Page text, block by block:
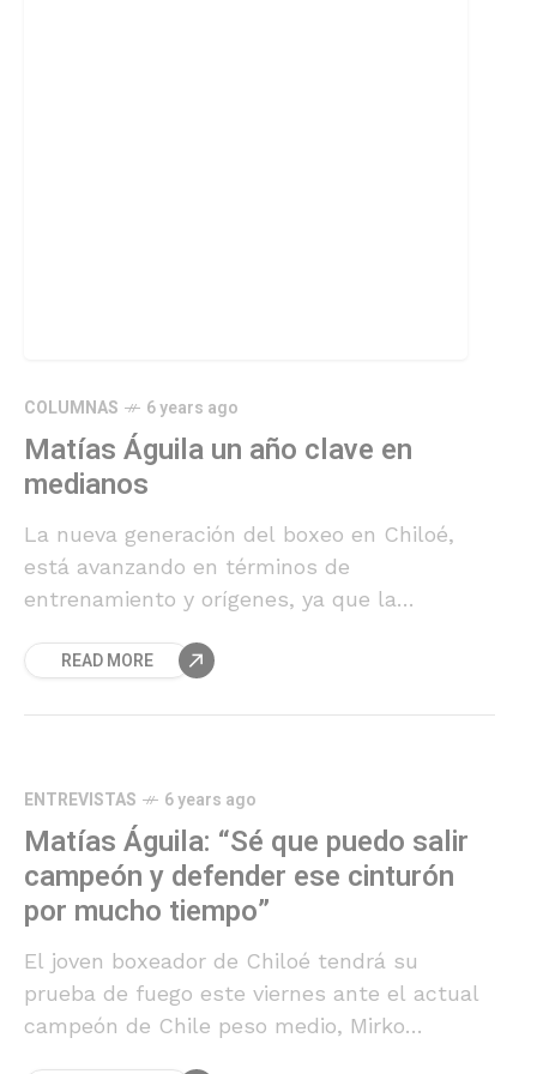
COLUMNAS 6 years ago
Matías Águila un año clave en
medianos
La nueva generación del boxeo en Chiloé,
está avanzando en términos de
entrenamiento y orígenes, ya que la
Santiago Cárdenas tiene relación con el kick
Manquecoy.
READ MORE
ENTREVISTAS 6 years ago
Matías Águila: “Sé que puedo salir
campeón y defender ese cinturón
por mucho tiempo”
El joven boxeador de Chiloé tendrá su
prueba de fuego este viernes ante el actual
campeón de Chile peso medio, Mirko